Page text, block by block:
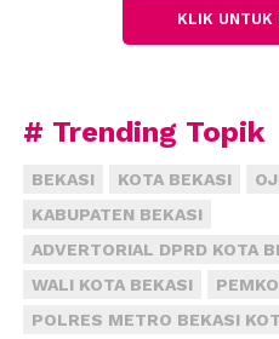
diberlakukan mulai dari
kurikulum yang ada, siswa
beragam ekstrakulikuler.
“Pagi hari ada
Tadarus Qur’an, salat
KLIK UNTUK
# Trending Topik
BEKASI KOTA BEKASI
KABUPATEN BEKASI
ADVERTORIAL DPRD KOTA
WALI KOTA BEKASI
POLRES METRO BEKASI